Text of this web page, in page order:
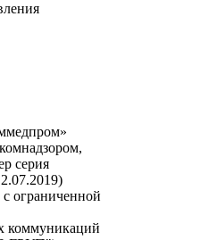
серия
ограниченной
коммуникаций